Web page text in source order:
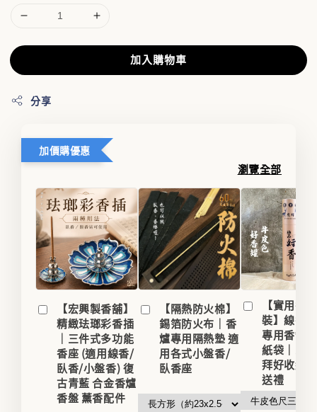
加入購物車
分享
加價購優惠
瀏覽全部
【宏興製香舖】
精緻珐瑯彩香插
｜三件式多功能
香座 (適用線香/
臥香/小盤香) 復
古青藍 合金香爐
香盤 薰香配件
【隔熱防火棉】
錫箔防火布｜香
爐專用隔熱墊 適
用各式小盤香/
臥香座
【實用香
裝】線香
專用香罐/
紙袋｜家
拜好收納
送禮